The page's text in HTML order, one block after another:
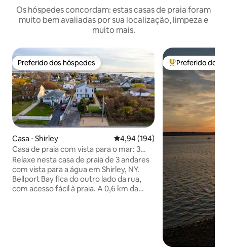
Os hóspedes concordam: estas casas de praia foram
muito bem avaliadas por sua localização, limpeza e
muito mais.
Preferido dos hóspedes
Preferido dos hóspedes
Casa ⋅ Shirley 4,94 de uma avaliação média de
4,94 (194)
Casa de praia com vista para o mar: 3
camas king + putting green
Relaxe nesta casa de praia de 3 andares
com vista para a água em Shirley, NY.
Bellport Bay fica do outro lado da rua,
com acesso fácil à praia. A 0,6 km da
Entre os
Preferido dos